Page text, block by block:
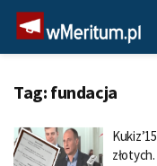
Tag: fundacja